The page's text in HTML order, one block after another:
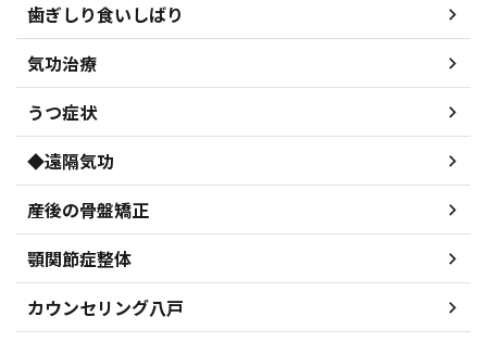
歯ぎしり食いしばり
気功治療
うつ症状
◆遠隔気功
産後の骨盤矯正
顎関節症整体
カウンセリング八戸